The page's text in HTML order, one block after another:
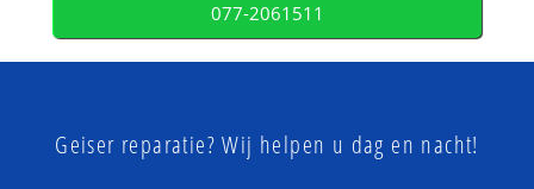
077-2061511
Geiser reparatie? Wij helpen u dag en nacht!